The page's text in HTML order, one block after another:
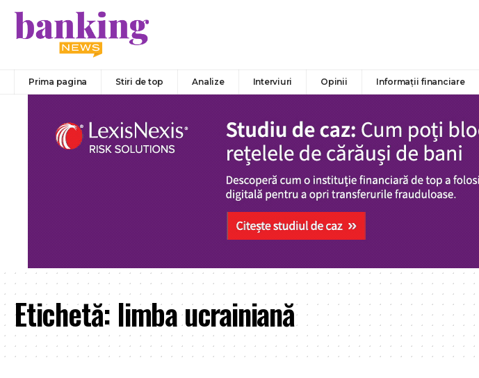
Prima pagina Stiri de top Analize Interviuri Opinii Informații financiare
Etichetă: limba ucrainiană